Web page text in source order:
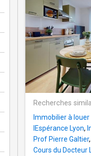
Recherches
Immobilier à
lEspérance Lyon,
Prof Pierre Galtier,
Cours du Docteur